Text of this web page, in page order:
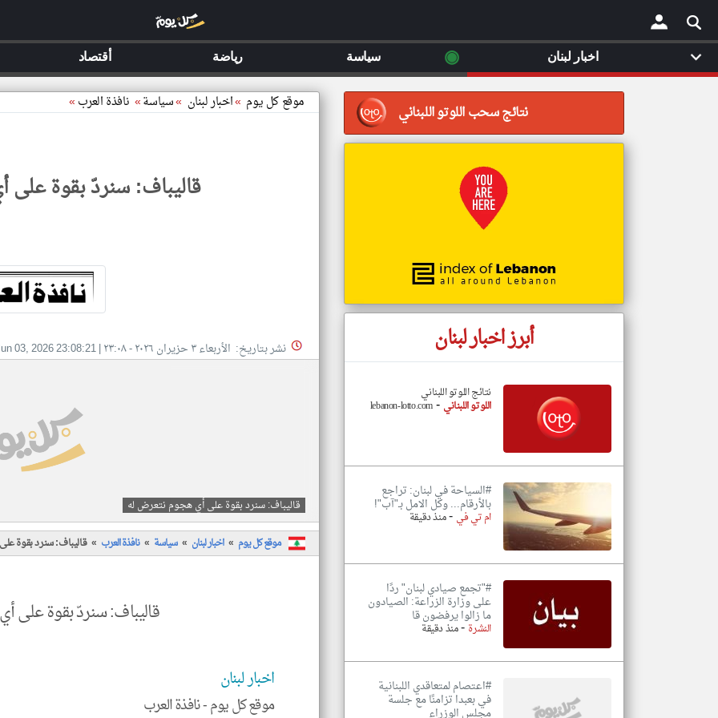
× موقع كل يوم »اخبار لبنان »سياسة» نافذة العرب»
قاليباف: سنردّ بقوة
نشر بتاريخ: الأربعاء ٣ حزيران ٢٠٢٦ - ٢٣:٠٨ |
03, 2026 23:08:21
قاليباف: سنرد بقوة على أي هجوم نتعرض له
موقع كل يوم اخبار لبنان سياسة نافذة العرب قاليباف: سنرد بقوة
قاليباف: سنردّ بقوة على
اخبار لبنان
موقع كل يوم -نافذة العرب
نتائج سحب اللوتو اللبناني
أبرز اخبار لبنان
نتائج اللوتو اللبناني
اللوتو اللبناني -
lebanon-lotto.com
#السياحة في لبنان: تراجع
بالأرقام... وكل الامل بـ"آب"!
ام تي في -منذ دقيقة
#"تجمع صيادي لبنان" ردًا
على وزارة الزراعة: الصيادون
ما زالوا يرفضون قا
النشرة-منذ دقيقة
#اعتصام لمتعاقدي اللبنانية
في بعبدا تزامنًا مع جلسة
مجلس الوزراء
اخبار لبنان ◉ سياسة رياضة أقتصاد